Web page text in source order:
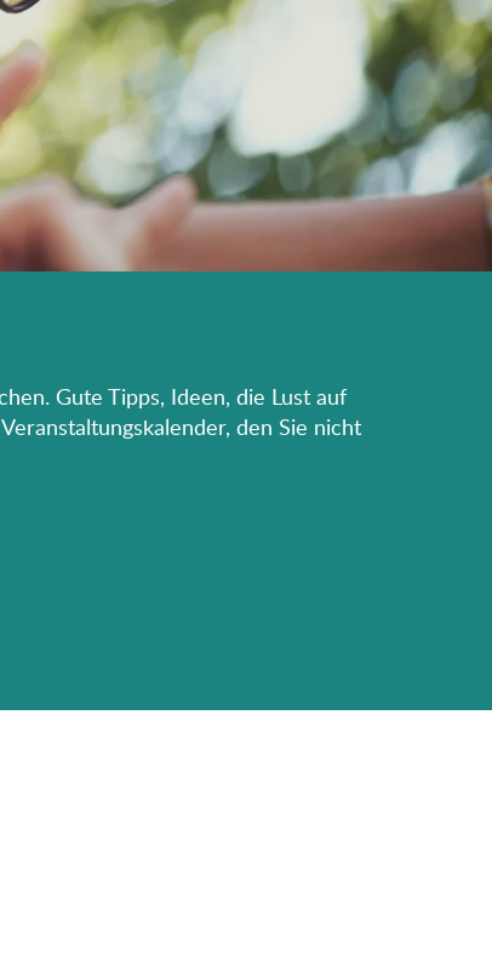
Gute Tipps, Ideen, die Lust auf
den Sie nicht